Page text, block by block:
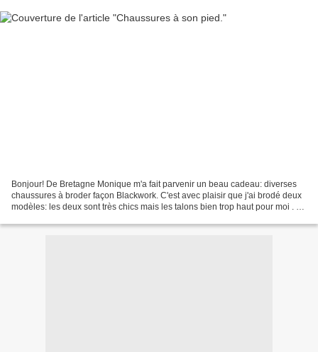
Bonjour! De Bretagne Monique m'a fait parvenir un beau cadeau: diverses
chaussures à broder façon Blackwork. C'est avec plaisir que j'ai brodé deux
modèles: les deux sont très chics mais les talons bien trop haut pour moi . Je